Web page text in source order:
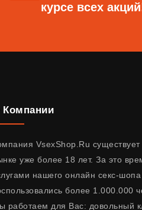
курсе всех
VsexShop.Ru существует
уже более 18 лет. За это
нашего онлайн секс-шопа
более 1.000.000
работаем для Вас: довольный